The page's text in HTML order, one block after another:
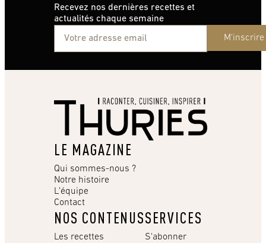
Recevez nos dernières recettes et
actualités chaque semaine
M'inscrire
LE MAGAZINE
Qui sommes-nous ?
Notre histoire
L’équipe
Contact
NOS CONTENUS
Les recettes
SERVICES
S'abonner